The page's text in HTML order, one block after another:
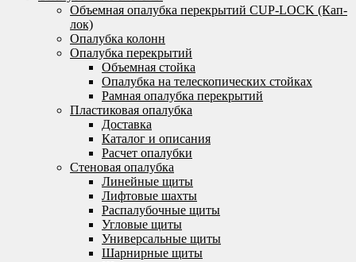
Объемная опалубка перекрытий CUP-LOCK (Кап-
лок)
Опалубка колонн
Опалубка перекрытий
Объемная стойка
Опалубка на телескопических стойках
Рамная опалубка перекрытий
Пластиковая опалубка
Доставка
Каталог и описания
Расчет опалубки
Стеновая опалубка
Линейные щиты
Лифтовые шахты
Распалубочные щиты
Угловые щиты
Универсальные щиты
Шарнирные щиты